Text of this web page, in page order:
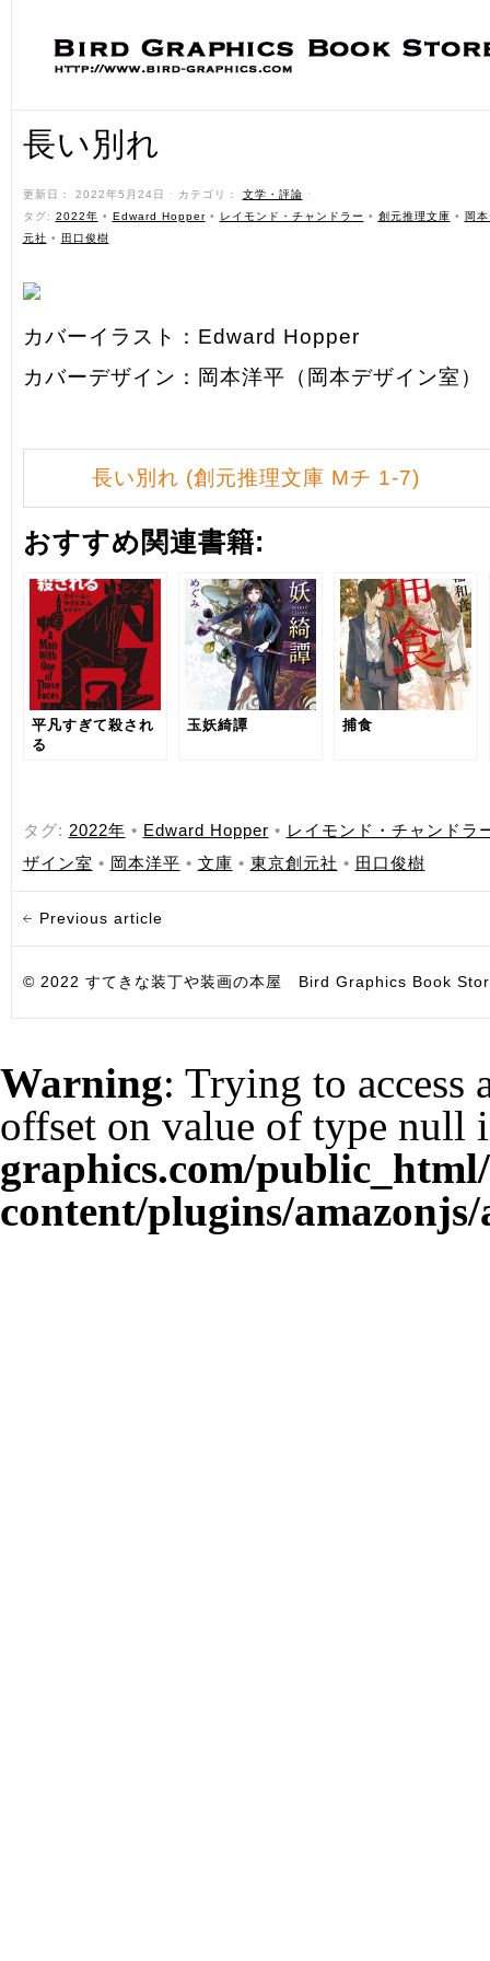
長い別れ
更新日： 2022年5月24日 ˑ カテゴリ： 文学・評論 ˑ
タグ: 2022年 • Edward Hopper• レイモンド・チャンドラー • 創元推理文庫 •
岡
元社 • 田口俊樹
カバーイラスト：Edward Hopper
カバーデザイン：岡本洋平（岡本デザイン室）
長い別れ (創元推理文庫 Mチ 1-7)
おすすめ関連書籍:
平凡すぎて殺され
る
玉妖綺譚 捕食
タグ: 2022年 • Edward Hopper • レイモンド・チャンドラ
ザイン室 • 岡本洋平 • 文庫 • 東京創元社 • 田口俊樹
Previous article
© 2022 すてきな装丁や装画の本屋 Bird Graphics Book
Warning: Trying to access
offset on value of type null
graphics.com/
content/plugins/